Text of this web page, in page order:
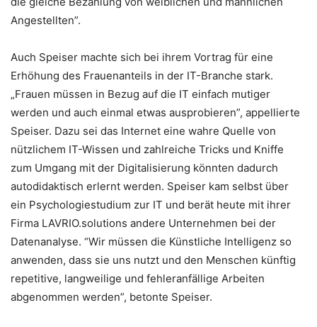
Angestellten”.
Auch Speiser machte sich bei ihrem Vortrag für eine
Erhöhung des Frauenanteils in der IT-Branche stark.
„Frauen müssen in Bezug auf die IT einfach mutiger
werden und auch einmal etwas ausprobieren”, appellierte
Speiser. Dazu sei das Internet eine wahre Quelle von
nützlichem IT-Wissen und zahlreiche Tricks und Kniffe
zum Umgang mit der Digitalisierung könnten dadurch
autodidaktisch erlernt werden. Speiser kam selbst über
ein Psychologiestudium zur IT und berät heute mit ihrer
Firma LAVRIO.solutions andere Unternehmen bei der
Datenanalyse. “Wir müssen die Künstliche Intelligenz so
anwenden, dass sie uns nutzt und den Menschen künftig
repetitive, langweilige und fehleranfällige Arbeiten
abgenommen werden”, betonte Speiser.